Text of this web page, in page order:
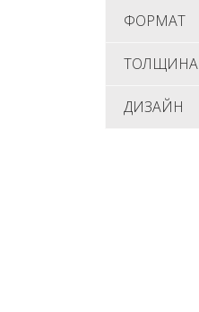
ФОРМАТ
ТОЛЩИНА
ДИЗАЙН